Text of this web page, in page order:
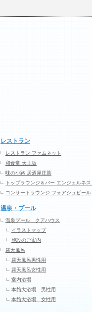
レストラン
レストラン ファムネット
和食堂 天王坂
味の小路 居酒屋庄助
トップラウンジ＆バー エンジェルネス
コンサートラウンジ フォアシュピール
温泉・プール
温泉プール クアハウス
イラストマップ
施設のご案内
露天風呂
露天風呂男性用
露天風呂女性用
室内浴場
本館大浴場 男性用
本館大浴場 女性用